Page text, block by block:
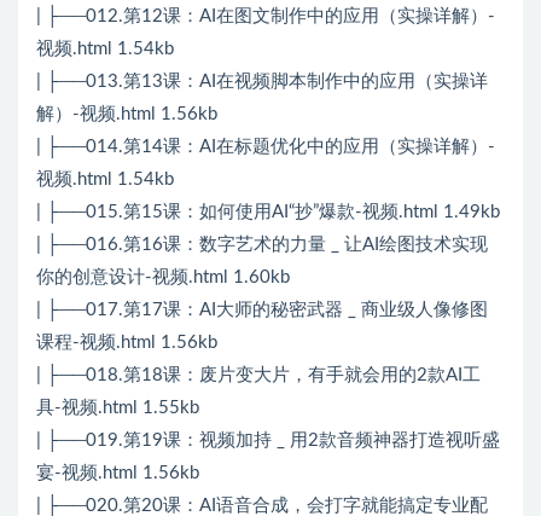
| ├──012.第12课：AI在图文制作中的应用（实操详解）-
视频.html 1.54kb
| ├──013.第13课：AI在视频脚本制作中的应用（实操详
解）-视频.html 1.56kb
| ├──014.第14课：AI在标题优化中的应用（实操详解）-
视频.html 1.54kb
| ├──015.第15课：如何使用AI“抄”爆款-视频.html 1.49kb
| ├──016.第16课：数字艺术的力量 _ 让AI绘图技术实现
你的创意设计-视频.html 1.60kb
| ├──017.第17课：AI大师的秘密武器 _ 商业级人像修图
课程-视频.html 1.56kb
| ├──018.第18课：废片变大片，有手就会用的2款AI工
具-视频.html 1.55kb
| ├──019.第19课：视频加持 _ 用2款音频神器打造视听盛
宴-视频.html 1.56kb
| ├──020.第20课：AI语音合成，会打字就能搞定专业配